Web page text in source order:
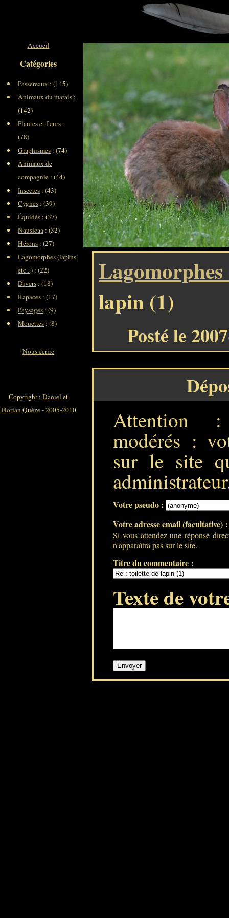
lapin (1)
Posté le
Attention :
modérés :
sur le site
Votre pseudo :
Votre adresse email (facultative)
Si vous attendez une réponse
n'apparaîtra pas sur le site.
Titre du commentaire :
Texte de
Accueil
Catégories
Passereaux : (145)
Animaux du marais :
(142)
Plantes et fleurs :
(78)
Graphismes : (74)
Animaux de
compagnie : (44)
Insectes : (43)
Cygnes : (39)
Équidés : (37)
Nausicaa : (32)
Hérons : (27)
Lagomorphes (lapins
etc...) : (22)
Divers : (18)
Rapaces : (17)
Paysages : (9)
Mouettes : (8)
Nous écrire
Copyright : Daniel et
FlorianQuèze - 2005-2010